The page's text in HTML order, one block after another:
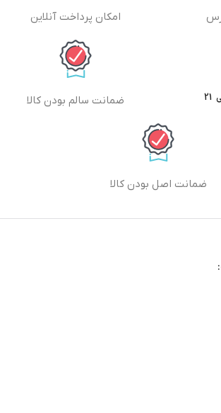
امکان پرداخت آنلاین
ضمانت سالم بودن کالا
ضمانت اصل بودن کالا